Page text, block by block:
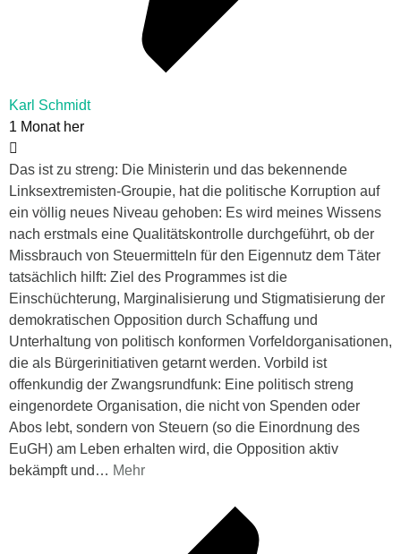
Karl Schmidt
1 Monat her
Das ist zu streng: Die Ministerin und das bekennende
Linksextremisten-Groupie, hat die politische Korruption auf
ein völlig neues Niveau gehoben: Es wird meines Wissens
nach erstmals eine Qualitätskontrolle durchgeführt, ob der
Missbrauch von Steuermitteln für den Eigennutz dem Täter
tatsächlich hilft: Ziel des Programmes ist die
Einschüchterung, Marginalisierung und Stigmatisierung der
demokratischen Opposition durch Schaffung und
Unterhaltung von politisch konformen Vorfeldorganisationen,
die als Bürgerinitiativen getarnt werden. Vorbild ist
offenkundig der Zwangsrundfunk: Eine politisch streng
eingenordete Organisation, die nicht von Spenden oder
Abos lebt, sondern von Steuern (so die Einordnung des
EuGH) am Leben erhalten wird, die Opposition aktiv
bekämpft und … Mehr